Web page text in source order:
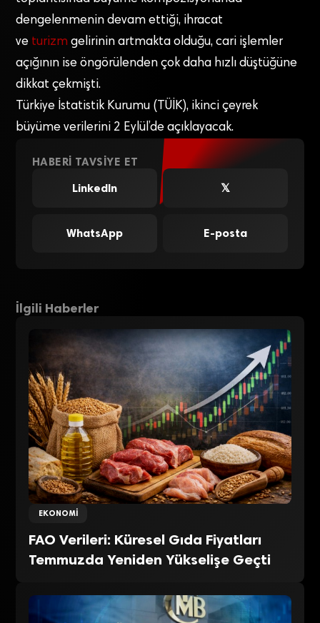
dengelenmenin devam ettiği, ihracat
ve turizm gelirinin artmakta olduğu, cari işlemler
açığının ise öngörülenden çok daha hızlı düştüğüne
dikkat çekmişti.
Türkiye İstatistik Kurumu (TÜİK), ikinci çeyrek
büyüme verilerini 2 Eylül’de açıklayacak.
HABERI TAVSIYE ET
LinkedIn
𝕏
WhatsApp E-posta
İlgili Haberler
EKONOMI
FAO Verileri: Küresel Gıda Fiyatları
Temmuzda Yeniden Yükselişe Geçti